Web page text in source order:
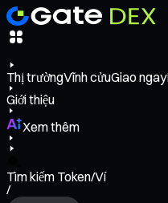
Thị trườngVĩnh cửuGiao ngay
Giới thiệu
Xem thêm
Tìm kiếm Token/Ví
/